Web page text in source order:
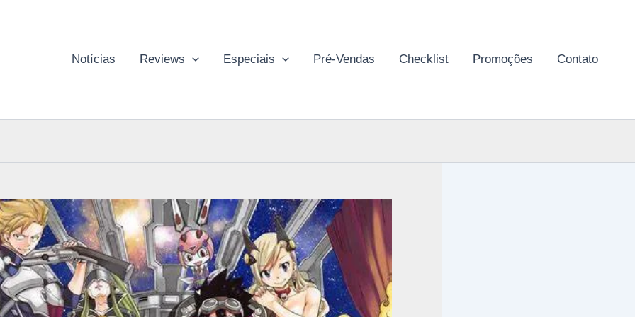
Notícias Reviews Especiais Pré-Vendas Checklist Promoções Contato